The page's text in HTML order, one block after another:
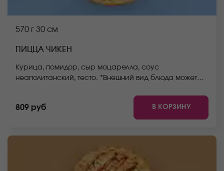
570 г 30 см
ПИЦЦА ЧИКЕН
Курица, помидор, сыр моцарелла, соус
неаполитанский, тесто. *Внешний вид блюда может
809 руб В КОРЗИНУ